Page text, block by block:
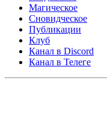
Магическое
Сновидческое
Публикации
Клуб
Канал в Discord
Канал в Телеге